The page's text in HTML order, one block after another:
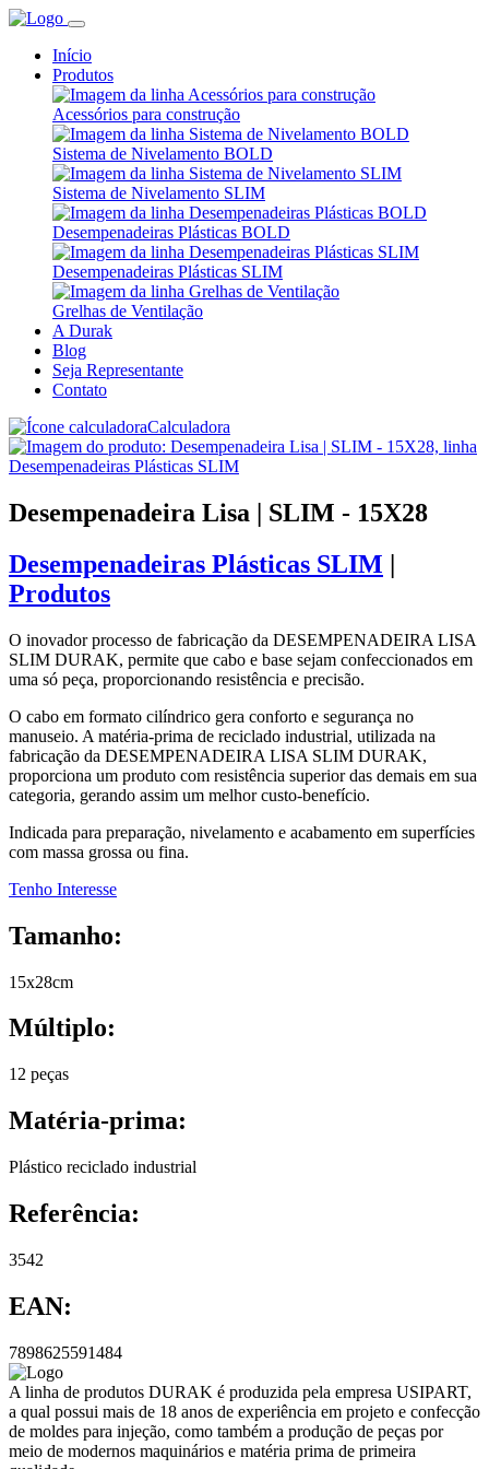
Início
Produtos
Acessórios para construção
Sistema de Nivelamento BOLD
Sistema de Nivelamento SLIM
Desempenadeiras Plásticas BOLD
Desempenadeiras Plásticas SLIM
Grelhas de Ventilação
A Durak
Blog
Seja Representante
Contato
Calculadora
Desempenadeira Lisa | SLIM - 15X28
Desempenadeiras Plásticas SLIM |
Produtos
O inovador processo de fabricação da DESEMPENADEIRA LISA
SLIM DURAK, permite que cabo e base sejam confeccionados em
uma só peça, proporcionando resistência e precisão.
O cabo em formato cilíndrico gera conforto e segurança no
manuseio. A matéria-prima de reciclado industrial, utilizada na
fabricação da DESEMPENADEIRA LISA SLIM DURAK,
proporciona um produto com resistência superior das demais em sua
categoria, gerando assim um melhor custo-benefício.
Indicada para preparação, nivelamento e acabamento em superfícies
com massa grossa ou fina.
Tenho Interesse
Tamanho:
15x28cm
Múltiplo:
12 peças
Matéria-prima:
Plástico reciclado industrial
Referência:
3542
EAN:
7898625591484
A linha de produtos DURAK é produzida pela empresa USIPART,
a qual possui mais de 18 anos de experiência em projeto e confecção
de moldes para injeção, como também a produção de peças por
meio de modernos maquinários e matéria prima de primeira